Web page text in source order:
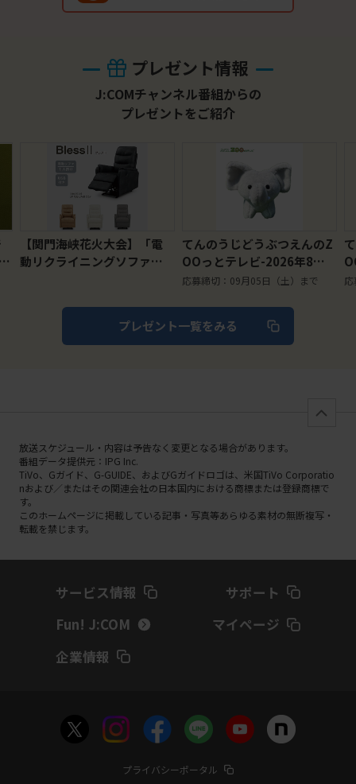
プレゼント情報
J:COMチャンネル番組からの
プレゼントをご紹介
2
てんのうじどうぶつえんのZ
OOっとテレビ-2026年8月
物園オリジナル】マスコッ
トキーチェーン ゾウ（5名
てんのうじどうぶつえんのZ
OOっとテレビ-2026年8月
視聴者プレゼント！フエキ
みんなで磨き残し予防セッ
ト（30名様）
応募締切：09月05日（土）まで
プレゼント一覧をみる
放送スケジュール・内容は予告なく変更となる場合があります。
番組データ提供元：IPG Inc.
TiVo、Gガイド、G-GUIDE、およびGガイドロゴは、米国TiVo Corporatio
nおよび／またはその関連会社の日本国内における商標または登録商標で
す。
このホームページに掲載している記事・写真等あらゆる素材の無断複写・
転載を禁じます。
サービス情報
サポート
Fun! J:COM
マイページ
企業情報
プライバシーポータル